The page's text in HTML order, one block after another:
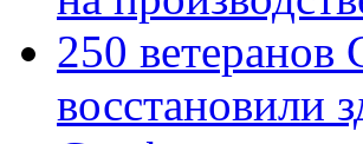
250 ветеранов
восстановили